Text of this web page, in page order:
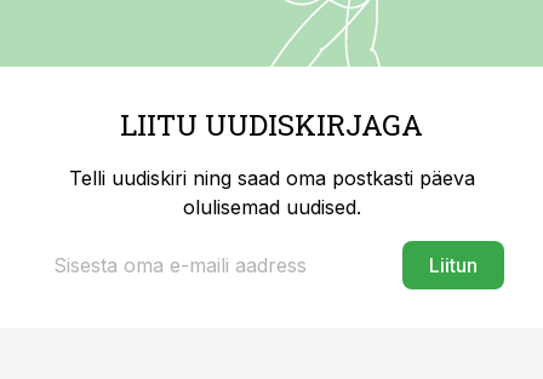
LIITU UUDISKIRJAGA
Telli uudiskiri ning saad oma postkasti päeva
olulisemad uudised.
Liitun